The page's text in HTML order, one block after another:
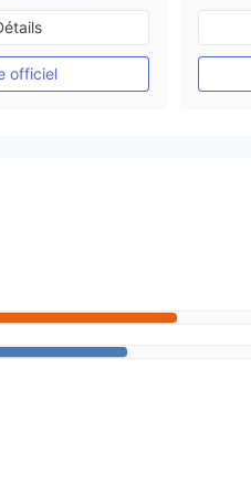
de Australie
(MM)
MT4
officiel